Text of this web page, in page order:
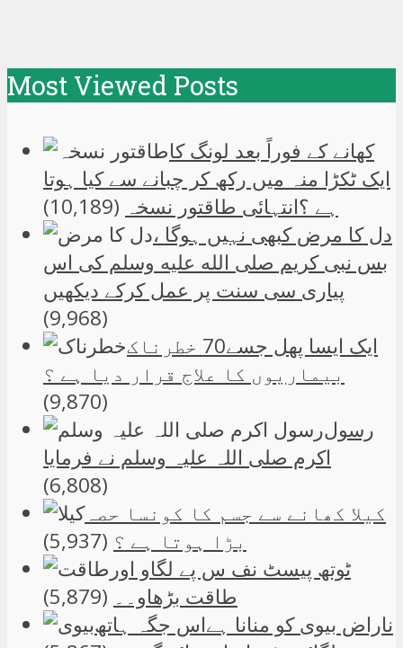
Most Viewed Posts
کھانے کے فوراً بعد لونگ کا
ایک ٹکڑا منہ میں رکھ کر چبانے سے کیا ہوتا
ہے ؟انتہائی طاقتور نسخہ (10,189)
دل کا مرض کبھی نہیں ہوگا ،
بس نبی کریم صلی الله علیه وسلم کی اس
پیاری سی سنت پر عمل کرکے دیکھیں
(9,968)
ایک ایسا پھل جسے70 خطرناک
بیماریوں کا علاج قرار دیا ہے ؟
(9,870)
رسول
اکرم صلی اللہ علیہ وسلم نے فرمایا
(6,808)
کیلا کھانے سے جسم کا کونسا حصہ
بڑا ہوتا ہے ؟ (5,937)
ٹوتھ پیسٹ نف س پے لگاو اور
طاقت بڑھاو۔۔ (5,879)
ناراض بیوی کو منانا ہےاس جگہ ہاتھ